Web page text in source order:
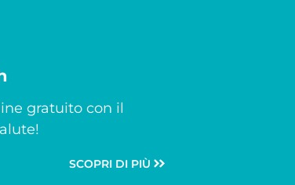
gratuito con il
SCOPRI DI PIÙ